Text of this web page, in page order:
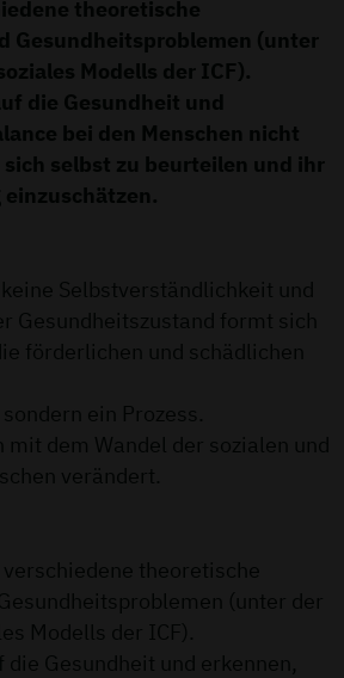
theoretische
Gesundheitsproblemen (unter
Modells der ICF).
die Gesundheit und
bei den Menschen nicht
selbst zu beurteilen und ihr
Selbstverständlichkeit und
Gesundheitszustand formt sich
förderlichen und schädlichen
ein Prozess.
dem Wandel der sozialen und
verändert.
theoretische
(unter der
Modells der ICF).
Gesundheit und erkennen,